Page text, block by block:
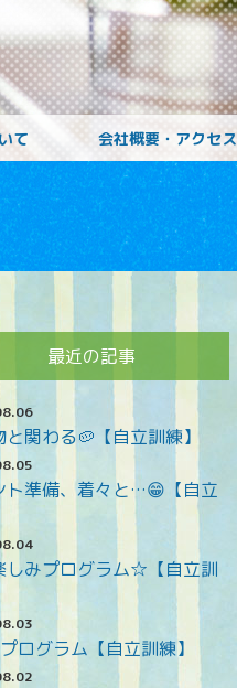
て 会社概要・アクセス
最近の記事
と関わる🥔【自立訓練】
ト準備、着々と…😁【自立
みプログラム☆【自立訓
ログラム【自立訓練】